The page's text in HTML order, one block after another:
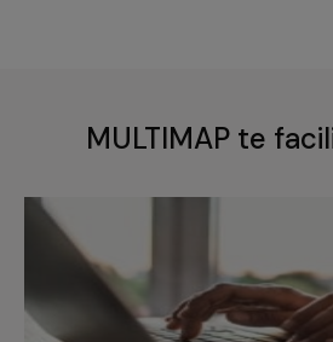
MULTIMAP te